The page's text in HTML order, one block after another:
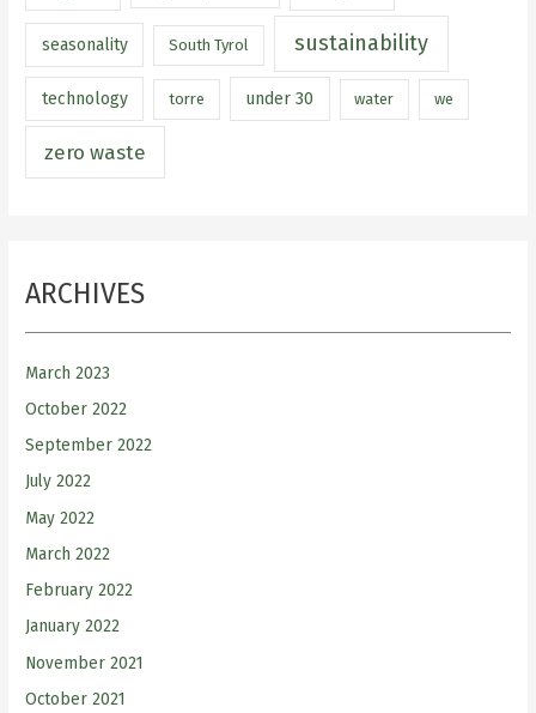
seasonality South Tyrol sustainability
technology torre under 30 water we
zero waste
ARCHIVES
March 2023
October 2022
September 2022
July 2022
May 2022
March 2022
February 2022
January 2022
November 2021
October 2021